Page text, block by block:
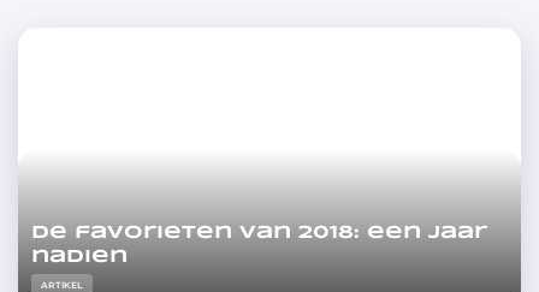
De favorieten van 2018: een jaar
nadien
ARTIKEL